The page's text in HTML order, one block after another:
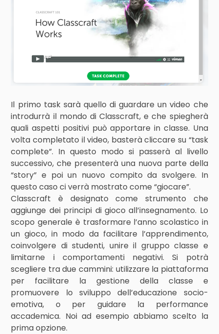
Il primo task sarà quello di guardare un video che
introdurrà il mondo di Classcraft, e che spiegherà
quali aspetti positivi può apportare in classe. Una
volta completato il video, basterà cliccare su “task
complete”. In questo modo si passerà al livello
successivo, che presenterà una nuova parte della
“story” e poi un nuovo compito da svolgere. In
questo caso ci verrà mostrato come “giocare”.
Classcraft è designato come strumento che
aggiunge dei principi di gioco all’insegnamento. Lo
scopo generale è trasformare l’anno scolastico in
un gioco, in modo da facilitare l’apprendimento,
coinvolgere di studenti, unire il gruppo classe e
limitarne i comportamenti negativi. Si potrà
scegliere tra due cammini: utilizzare la piattaforma
per facilitare la gestione della classe e
promuovere lo sviluppo dell’educazione socio-
emotiva, o per guidare la performance
accademica. Noi ad esempio abbiamo scelto la
prima opzione.